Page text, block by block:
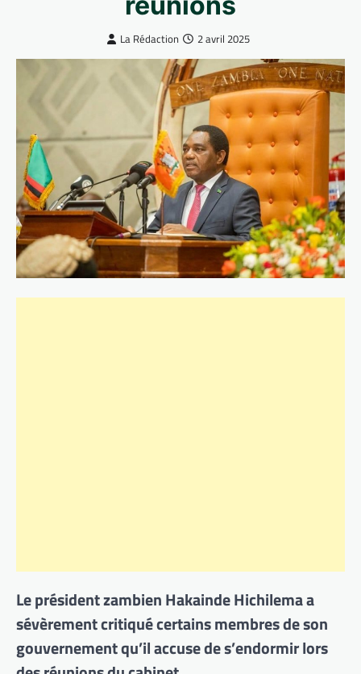
La Rédaction 2 avril 2025
Le président zambien Hakainde Hichilema a
sévèrement critiqué certains membres de son
gouvernement qu’il accuse de s’endormir lors